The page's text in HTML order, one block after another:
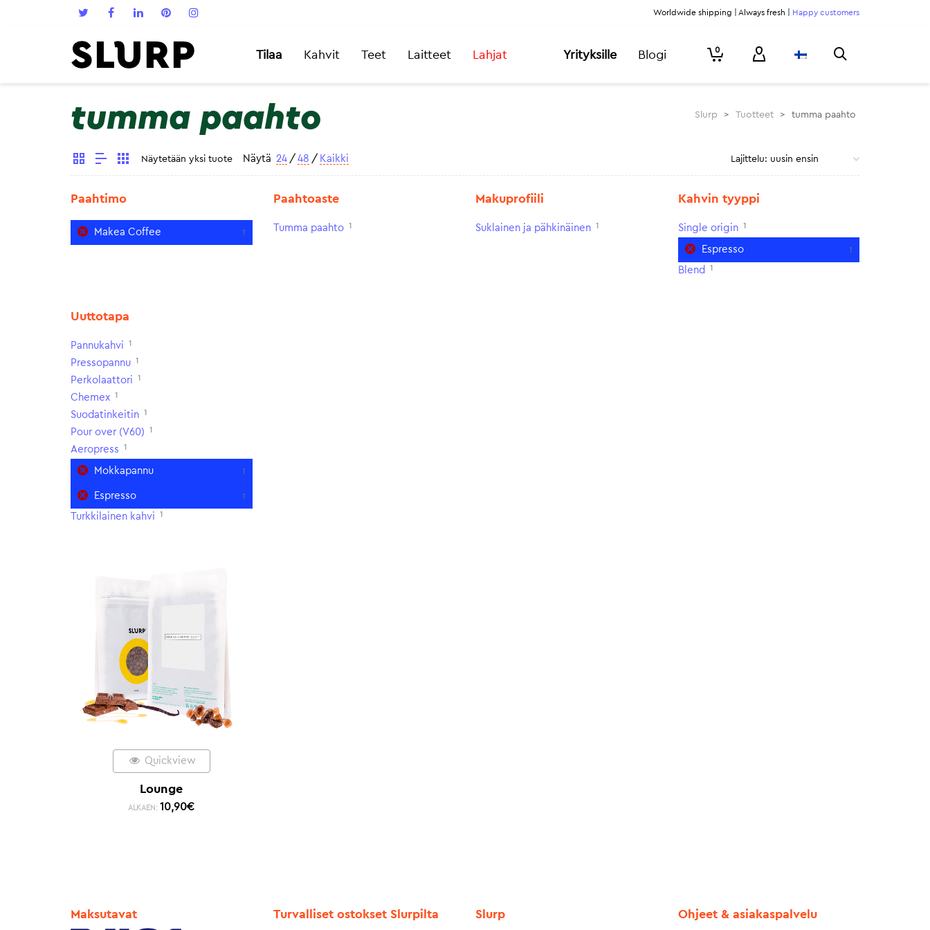
Worldwide shipping | Always fresh | Happy customers
Tilaa Kahvit Teet Laitteet Lahjat Yrityksille Blogi 0
tumma paahto Slurp > Tuotteet > tumma paahto
Näytetään yksi tuote Näytä 24 / 48 / Kaikki
Paahtimo
Makea Coffee 1
Paahtoaste
Tumma paahto 1
Makuprofiili
Suklainen ja pähkinäinen 1
Kahvin tyyppi
Single origin 1
Espresso 1
Blend 1
Uuttotapa
Pannukahvi 1
Pressopannu 1
Perkolaattori 1
Chemex 1
Suodatinkeitin 1
Pour over (V60) 1
Aeropress 1
Mokkapannu 1
Espresso 1
Turkkilainen kahvi 1
Quickview
Lounge
ALKAEN: 10,90€
Maksutavat Turvalliset ostokset Slurpilta Slurp Ohjeet & asiakaspalvelu